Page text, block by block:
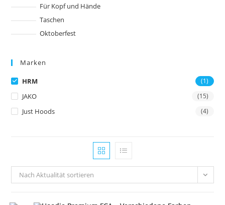
Für Kopf und Hände
Taschen
Oktoberfest
Marken
HRM (1)
JAKO (15)
Just Hoods (4)
Nach Aktualität sortieren